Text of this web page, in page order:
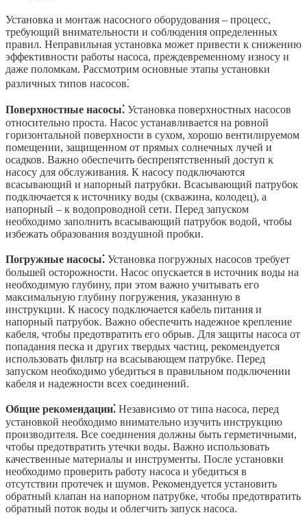
Установка и монтаж насосного оборудования – процесс,
требующий внимательности и соблюдения определенных
правил. Неправильная установка может привести к снижению
эффективности работы насоса, преждевременному износу и
даже поломкам. Рассмотрим основные этапы установки
различных типов насосов⁚
Поверхностные насосы⁚ Установка поверхностных насосов
относительно проста. Насос устанавливается на ровной
горизонтальной поверхности в сухом, хорошо вентилируемом
помещении, защищенном от прямых солнечных лучей и
осадков. Важно обеспечить беспрепятственный доступ к
насосу для обслуживания. К насосу подключаются
всасывающий и напорный патрубки. Всасывающий патрубок
подключается к источнику воды (скважина, колодец), а
напорный – к водопроводной сети. Перед запуском
необходимо заполнить всасывающий патрубок водой, чтобы
избежать образования воздушной пробки.
Погружные насосы⁚ Установка погружных насосов требует
большей осторожности. Насос опускается в источник воды на
необходимую глубину, при этом важно учитывать его
максимальную глубину погружения, указанную в
инструкции. К насосу подключается кабель питания и
напорный патрубок. Важно обеспечить надежное крепление
кабеля, чтобы предотвратить его обрыв. Для защиты насоса от
попадания песка и других твердых частиц, рекомендуется
использовать фильтр на всасывающем патрубке. Перед
запуском необходимо убедиться в правильном подключении
кабеля и надежности всех соединений.
Общие рекомендации⁚ Независимо от типа насоса, перед
установкой необходимо внимательно изучить инструкцию
производителя. Все соединения должны быть герметичными,
чтобы предотвратить утечки воды. Важно использовать
качественные материалы и инструменты. После установки
необходимо проверить работу насоса и убедиться в
отсутствии протечек и шумов. Рекомендуется установить
обратный клапан на напорном патрубке, чтобы предотвратить
обратный поток воды и облегчить запуск насоса.